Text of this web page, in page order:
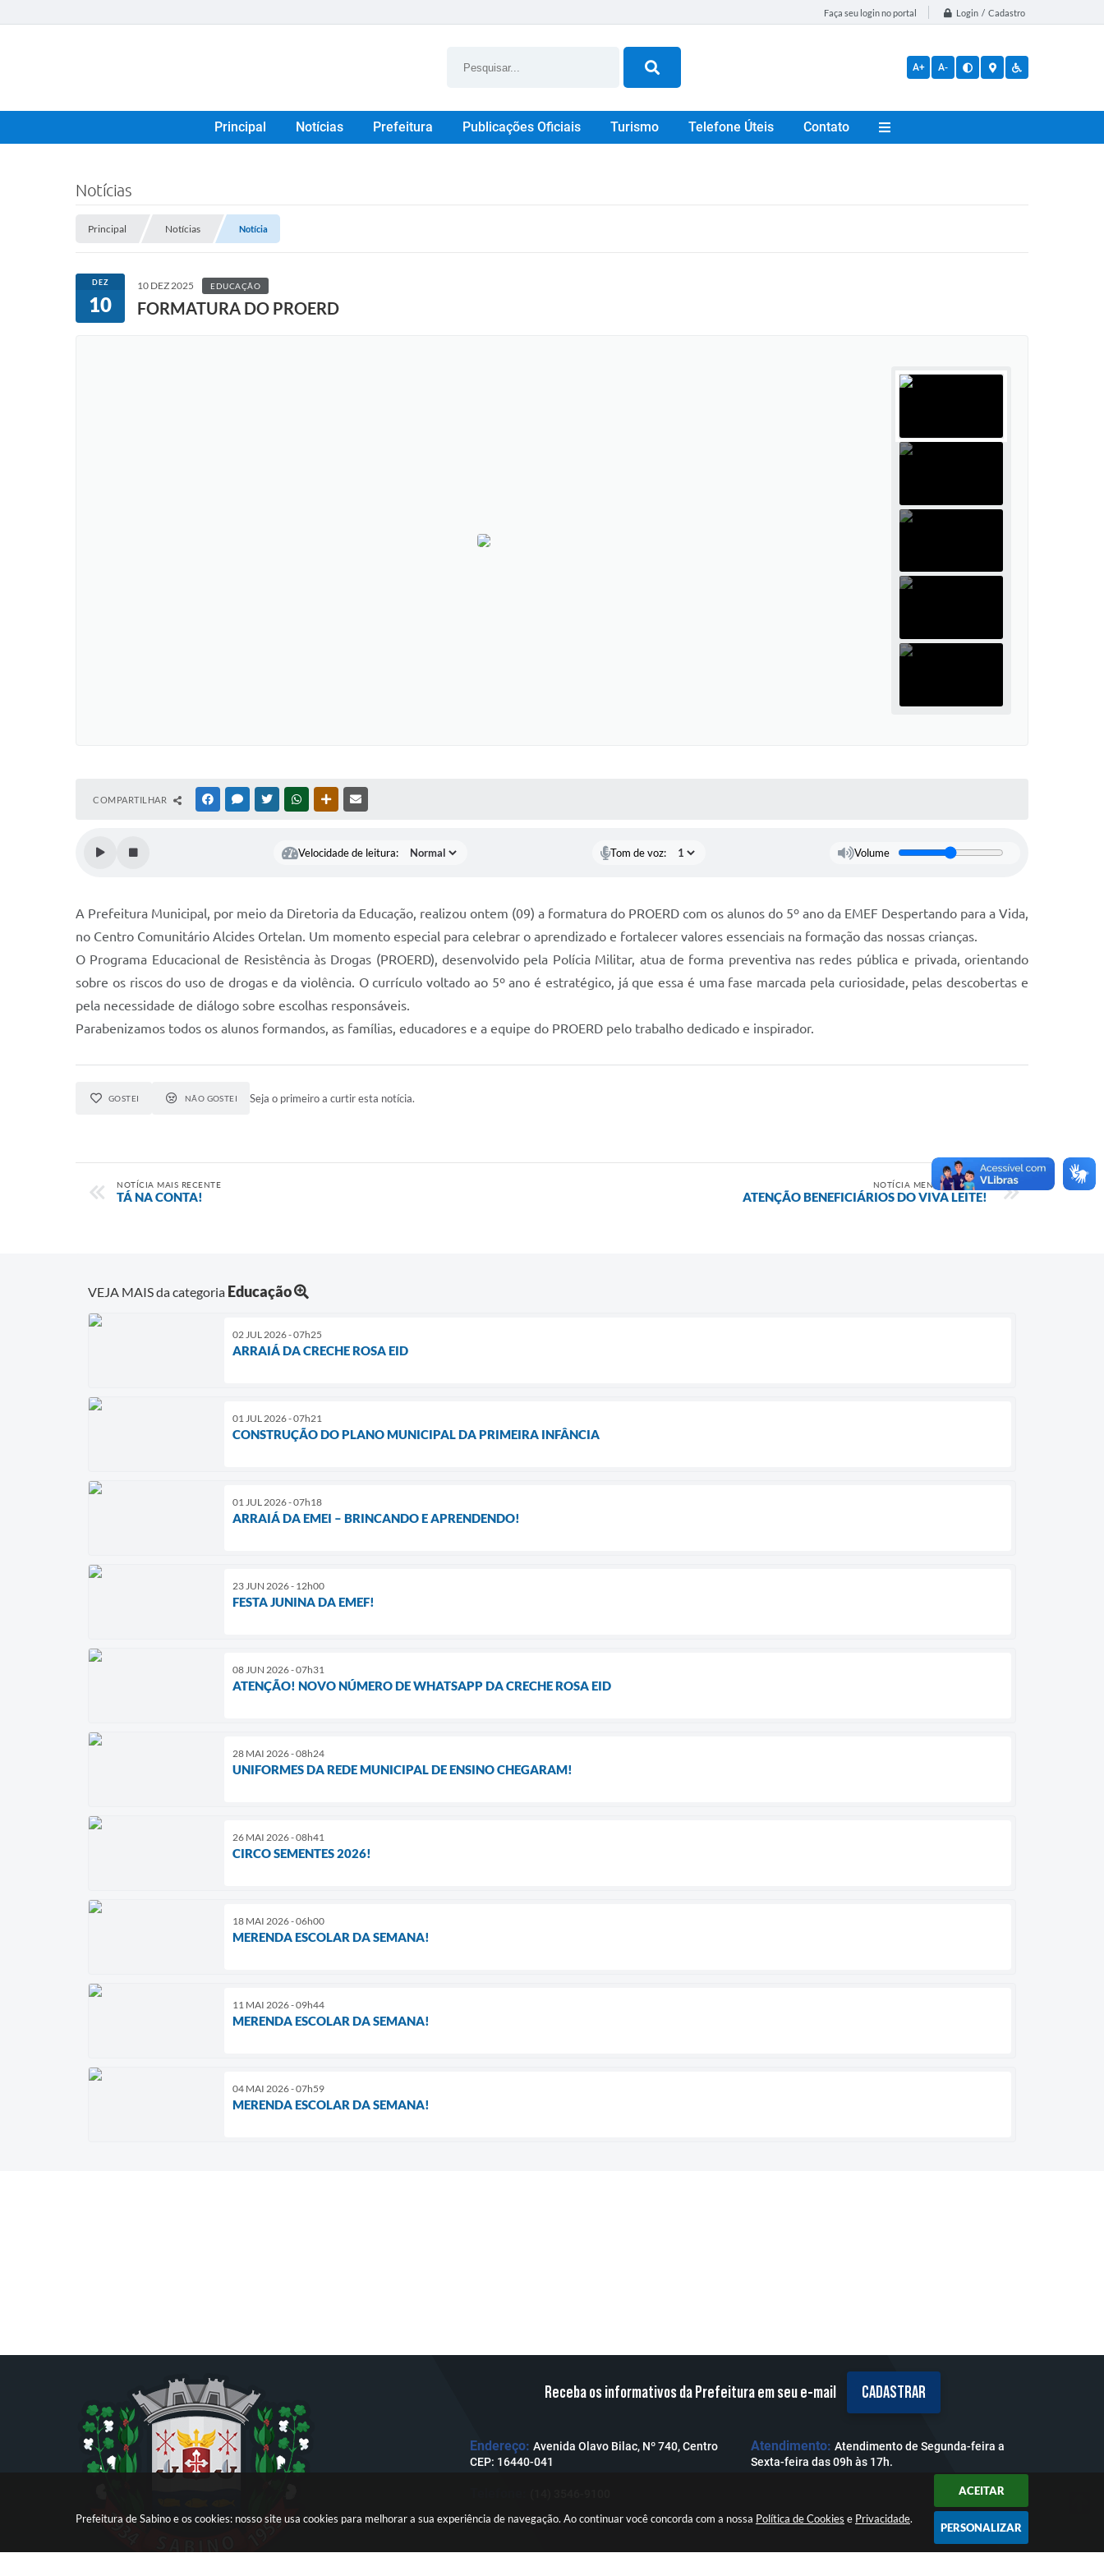
Prefeitura de Sabino e os cookies: nosso site usa cookies para melhorar a sua experiência de navegação. Ao continuar você concorda com a nossa Política de Cookies e Privacidade.
ACEITAR
PERSONALIZAR
Faça seu login no portal Login / Cadastro
A+ A-
Principal Notícias Prefeitura Publicações Oficiais Turismo Telefone Úteis Contato
Notícias
Principal Notícias Notícia
DEZ
10
10 DEZ 2025 EDUCAÇÃO
FORMATURA DO PROERD
COMPARTILHAR FACEBOOKMESSENGER
TWITTERWHATSAPPOUTRAS MÍDIAS
Velocidade de leitura: Tom de voz: Volume
A Prefeitura Municipal, por meio da Diretoria da Educação, realizou ontem (09) a formatura do PROERD com os alunos do 5º ano da EMEF Despertando para a Vida,
no Centro Comunitário Alcides Ortelan. Um momento especial para celebrar o aprendizado e fortalecer valores essenciais na formação das nossas crianças.
O Programa Educacional de Resistência às Drogas (PROERD), desenvolvido pela Polícia Militar, atua de forma preventiva nas redes pública e privada, orientando
sobre os riscos do uso de drogas e da violência. O currículo voltado ao 5º ano é estratégico, já que essa é uma fase marcada pela curiosidade, pelas descobertas e
pela necessidade de diálogo sobre escolhas responsáveis.
Parabenizamos todos os alunos formandos, as famílias, educadores e a equipe do PROERD pelo trabalho dedicado e inspirador.
GOSTEI NÃO GOSTEI Seja o primeiro a curtir esta notícia.
NOTÍCIA MAIS RECENTE
TÁ NA CONTA!
NOTÍCIA MENOS RECENTE
ATENÇÃO BENEFICIÁRIOS DO VIVA LEITE!
VEJA MAIS da categoria Educação
02 JUL 2026 - 07h25
ARRAIÁ DA CRECHE ROSA EID
01 JUL 2026 - 07h21
CONSTRUÇÃO DO PLANO MUNICIPAL DA PRIMEIRA INFÂNCIA
01 JUL 2026 - 07h18
ARRAIÁ DA EMEI – BRINCANDO E APRENDENDO!
23 JUN 2026 - 12h00
FESTA JUNINA DA EMEF!
08 JUN 2026 - 07h31
ATENÇÃO! NOVO NÚMERO DE WHATSAPP DA CRECHE ROSA EID
28 MAI 2026 - 08h24
UNIFORMES DA REDE MUNICIPAL DE ENSINO CHEGARAM!
26 MAI 2026 - 08h41
CIRCO SEMENTES 2026!
18 MAI 2026 - 06h00
MERENDA ESCOLAR DA SEMANA!
11 MAI 2026 - 09h44
MERENDA ESCOLAR DA SEMANA!
04 MAI 2026 - 07h59
MERENDA ESCOLAR DA SEMANA!
Receba os informativos da Prefeitura em seu e-mail CADASTRAR
Endereço: Avenida Olavo Bilac, Nº 740, Centro
CEP: 16440-041
Atendimento: Atendimento de Segunda-feira a
Sexta-feira das 09h às 17h.